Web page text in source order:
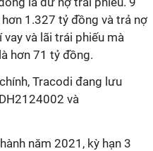
1.327 tỷ đồng và trả nợ
và lãi trái phiếu mà
hơn 71 tỷ đồng.
Tracodi đang lưu
và
năm 2021, kỳ hạn 3